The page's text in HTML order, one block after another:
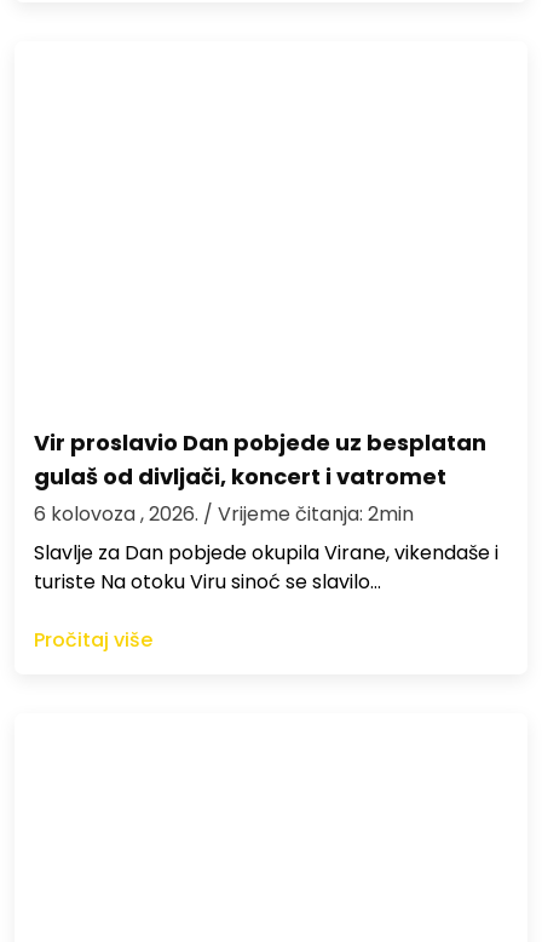
Vir proslavio Dan pobjede uz besplatan
gulaš od divljači, koncert i vatromet
6 kolovoza , 2026. / Vrijeme čitanja: 2min
Slavlje za Dan pobjede okupila Virane, vikendaše i
turiste Na otoku Viru sinoć se slavilo…
Pročitaj više